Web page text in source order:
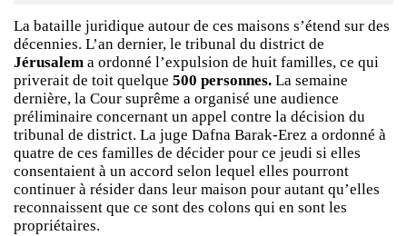
La bataille juridique autour de ces maisons s’étend sur des
décennies. L’an dernier, le tribunal du district de
Jérusalem a ordonné l’expulsion de huit familles, ce qui
priverait de toit quelque 500 personnes. La semaine
dernière, la Cour suprême a organisé une audience
préliminaire concernant un appel contre la décision du
tribunal de district. La juge Dafna Barak-Erez a ordonné à
quatre de ces familles de décider pour ce jeudi si elles
consentaient à un accord selon lequel elles pourront
continuer à résider dans leur maison pour autant qu’elles
reconnaissent que ce sont des colons qui en sont les
propriétaires.